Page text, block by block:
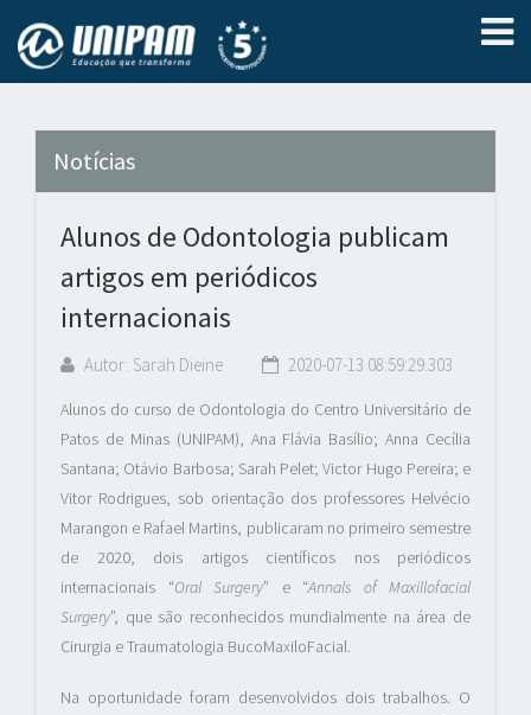
Notícias
Alunos de Odontologia publicam
artigos em periódicos
internacionais
Autor: Sarah Dieine 2020-07-13 08:59:29.303
Alunos do curso de Odontologia do Centro Universitário de
Patos de Minas (UNIPAM), Ana Flávia Basílio; Anna Cecília
Santana; Otávio Barbosa; Sarah Pelet; Victor Hugo Pereira; e
Vitor Rodrigues, sob orientação dos professores Helvécio
Marangon e Rafael Martins, publicaram no primeiro semestre
de 2020, dois artigos científicos nos periódicos
internacionais “Oral Surgery” e “Annals of Maxillofacial
Surgery”, que são reconhecidos mundialmente na área de
Cirurgia e Traumatologia BucoMaxiloFacial.
Na oportunidade foram desenvolvidos dois trabalhos. O